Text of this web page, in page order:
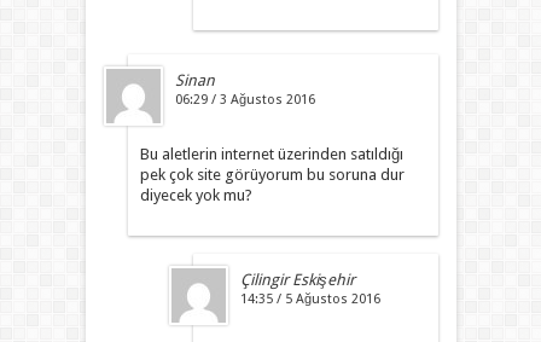
Sinan
06:29 / 3 Ağustos 2016
Bu aletlerin internet üzerinden satıldığı
pek çok site görüyorum bu soruna dur
diyecek yok mu?
Çilingir Eskişehir
14:35 / 5 Ağustos 2016